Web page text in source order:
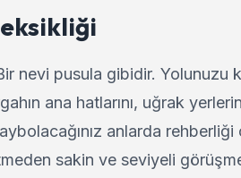
nevi pusula gibidir. Yolunuzu
ana hatlarını, uğrak
anlarda
sakin ve seviyeli